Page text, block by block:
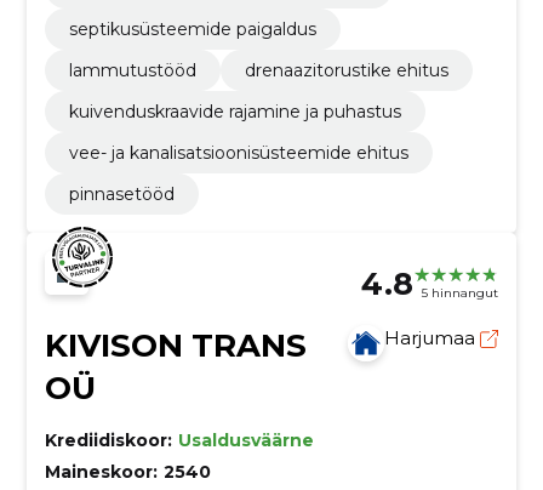
septikusüsteemide paigaldus
lammutustööd
drenaazitorustike ehitus
kuivenduskraavide rajamine ja puhastus
vee- ja kanalisatsioonisüsteemide ehitus
pinnasetööd
4.8 5 hinnangut
KIVISON TRANS
OÜ
Harjumaa
Krediidiskoor: Usaldusväärne
Maineskoor: 2540